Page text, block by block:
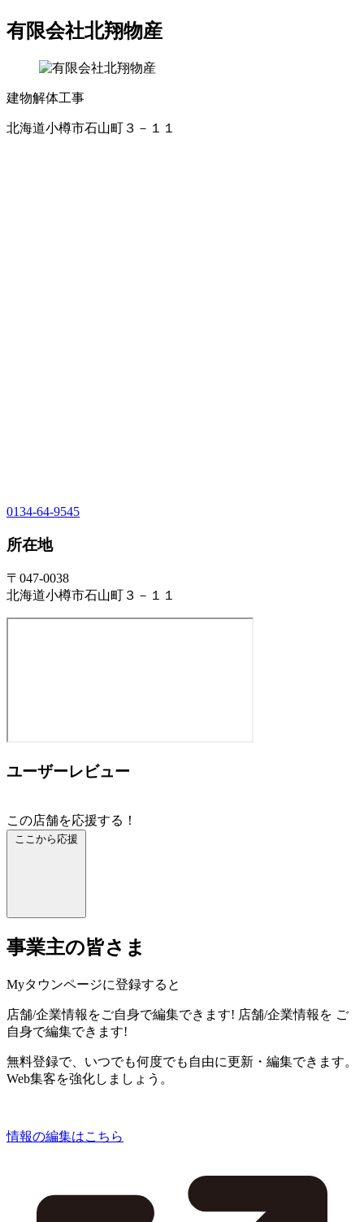
有限会社北翔物産
建物解体工事
北海道小樽市石山町３－１１
0134-64-9545
所在地
〒047-0038
北海道小樽市石山町３－１１
ユーザーレビュー
この店舗を応援する！
ここから応援
事業主の皆さま
Myタウンページに登録すると
店舗/企業情報をご自身で編集できます! 店舗/企業情報を ご
自身で編集できます!
無料登録で、いつでも何度でも自由に更新・編集できます。
Web集客を強化しましょう。
情報の編集はこちら